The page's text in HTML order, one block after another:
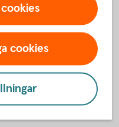
hälsa
cookies